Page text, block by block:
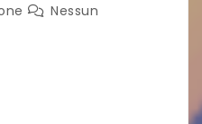
Nessun